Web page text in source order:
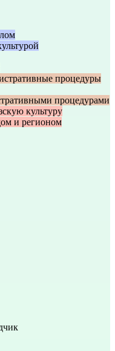
процедуры
процедурами
культуру
и регионом